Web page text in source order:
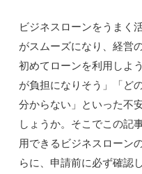
ビジネスローンをうまく
がスムーズになり、経営
初めてローンを利用しよ
が負担になりそう」「ど
分からない」といった不
しょうか。そこでこの記
用できるビジネスローン
らに、申請前に必ず確認